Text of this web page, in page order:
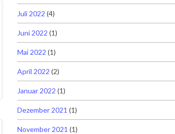
Juli 2022 (4)
Juni 2022 (1)
Mai 2022 (1)
April 2022 (2)
Januar 2022 (1)
Dezember 2021 (1)
November 2021 (1)